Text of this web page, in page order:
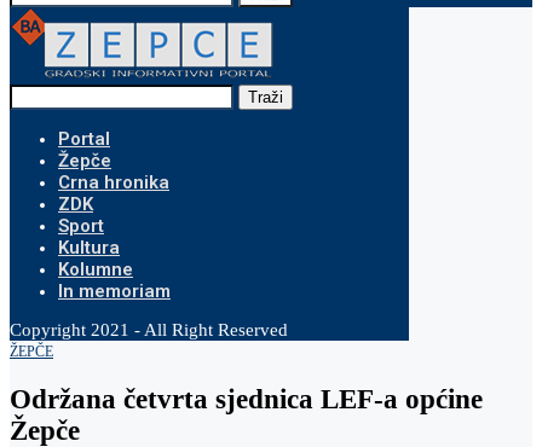
Traži
Portal
Žepče
Crna hronika
ZDK
Sport
Kultura
Kolumne
In memoriam
Copyright 2021 - All Right Reserved
ŽEPČE
Održana četvrta sjednica LEF-a općine
Žepče